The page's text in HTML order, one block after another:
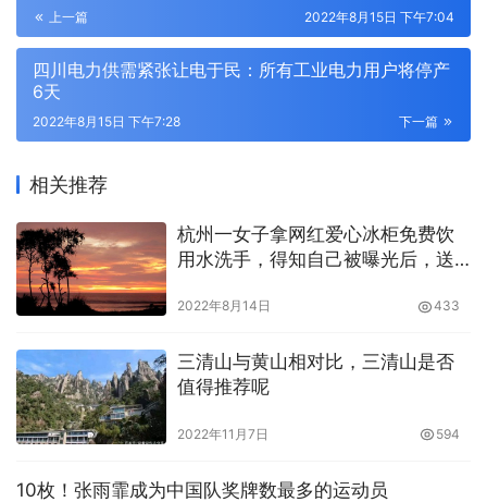
上一篇 2022年8月15日 下午7:04
四川电力供需紧张让电于民：所有工业电力用户将停产
6天
下一篇
2022年8月15日 下午7:28
相关推荐
杭州一女子拿网红爱心冰柜免费饮
用水洗手，得知自己被曝光后，送
2022年8月14日 433
三清山与黄山相对比，三清山是否
值得推荐呢
2022年11月7日 594
10枚！张雨霏成为中国队奖牌数最多的运动员